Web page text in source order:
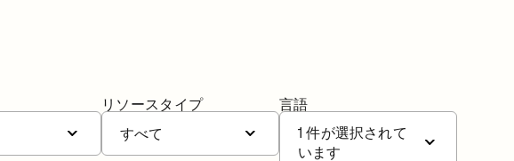
リソースタイプ
すべて
言語
1 件が選択されて
います